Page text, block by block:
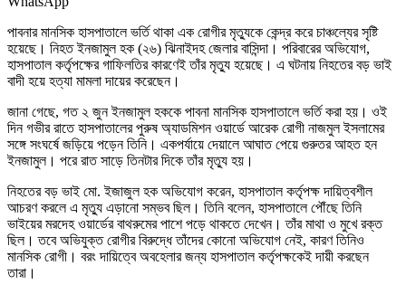
পাবনার মানসিক হাসপাতালে ভর্তি থাকা এক রোগীর মৃত্যুকে কেন্দ্র করে চাঞ্চল্যের সৃষ্টি
হয়েছে। নিহত ইনজামুল হক (২৬) ঝিনাইদহ জেলার বাসিন্দা। পরিবারের অভিযোগ,
হাসপাতাল কর্তৃপক্ষের গাফিলতির কারণেই তাঁর মৃত্যু হয়েছে। এ ঘটনায় নিহতের বড় ভাই
বাদী হয়ে হত্যা মামলা দায়ের করেছেন।
জানা গেছে, গত ২ জুন ইনজামুল হককে পাবনা মানসিক হাসপাতালে ভর্তি করা হয়। ওই
দিন গভীর রাতে হাসপাতালের পুরুষ অ্যাডমিশন ওয়ার্ডে আরেক রোগী নাজমুল ইসলামের
সঙ্গে সংঘর্ষে জড়িয়ে পড়েন তিনি। একপর্যায়ে দেয়ালে আঘাত পেয়ে গুরুতর আহত হন
ইনজামুল। পরে রাত সাড়ে তিনটার দিকে তাঁর মৃত্যু হয়।
নিহতের বড় ভাই মো. ইজাজুল হক অভিযোগ করেন, হাসপাতাল কর্তৃপক্ষ দায়িত্বশীল
আচরণ করলে এ মৃত্যু এড়ানো সম্ভব ছিল। তিনি বলেন, হাসপাতালে পৌঁছে তিনি
ভাইয়ের মরদেহ ওয়ার্ডের বাথরুমের পাশে পড়ে থাকতে দেখেন। তাঁর মাথা ও মুখে রক্ত
ছিল। তবে অভিযুক্ত রোগীর বিরুদ্ধে তাঁদের কোনো অভিযোগ নেই, কারণ তিনিও
মানসিক রোগী। বরং দায়িত্বে অবহেলার জন্য হাসপাতাল কর্তৃপক্ষকেই দায়ী করছেন
তারা।